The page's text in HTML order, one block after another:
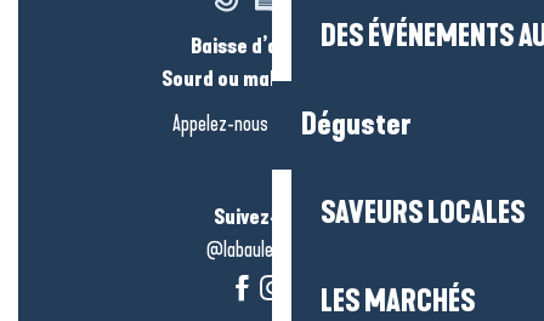
DES ÉVÉNEMENTS
Déguster
SAVEURS LOCALES
LES MARCHÉS
Baisse d’audition ?
Sourd ou malentendant ?
Appelez-nous en
cliquant-ici
Suivez-nous !
@labauleguérande